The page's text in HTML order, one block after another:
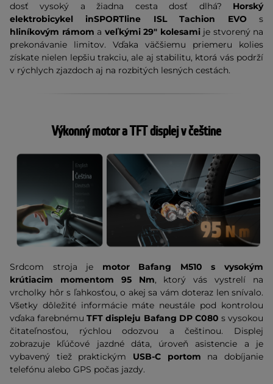
dosť vysoký a žiadna cesta dosť dlhá? Horský
elektrobicykel inSPORTline ISL Tachion EVOs
hliníkovým rámom a veľkými 29" kolesamije stvorený na
prekonávanie limitov. Vďaka väčšiemu priemeru kolies
získate nielen lepšiu trakciu, ale aj stabilitu, ktorá vás podrží
v rýchlych zjazdoch aj na rozbitých lesných cestách.
Výkonný motor a TFT displej v češtine
Srdcom stroja je motor Bafang M510 s vysokým
krútiacim momentom 95 Nm, ktorý vás vystrelí na
vrcholky hôr s ľahkosťou, o akej sa vám doteraz len snívalo.
Všetky dôležité informácie máte neustále pod kontrolou
vďaka farebnémuTFT displeju Bafang DP C080 s vysokou
čitateľnosťou, rýchlou odozvou a češtinou. Displej
zobrazuje kľúčové jazdné dáta, úroveň asistencie a je
vybavený tiež praktickým USB-C portom na dobíjanie
telefónu alebo GPS počas jazdy.